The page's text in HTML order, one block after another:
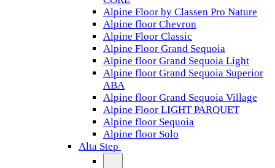
Alpine Floor by Classen Pro Nature
Alpine floor Chevron
Alpine Floor Classic
Alpine Floor Grand Sequoia
Alpine floor Grand Sequoia Light
Alpine floor Grand Sequoia Superior
ABA
Alpine floor Grand Sequoia Village
Alpine Floor LIGHT PARQUET
Alpine floor Sequoia
Alpine floor Solo
Alta Step